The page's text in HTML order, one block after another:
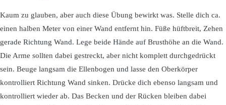
Kaum zu glauben, aber auch diese Übung bewirkt was. Stelle dich ca.
einen halben Meter von einer Wand entfernt hin. Füße hüftbreit, Zehen
gerade Richtung Wand. Lege beide Hände auf Brusthöhe an die Wand.
Die Arme sollten dabei gestreckt, aber nicht komplett durchgedrückt
sein. Beuge langsam die Ellenbogen und lasse den Oberkörper
kontrolliert Richtung Wand sinken. Drücke dich ebenso langsam und
kontrolliert wieder ab. Das Becken und der Rücken bleiben dabei